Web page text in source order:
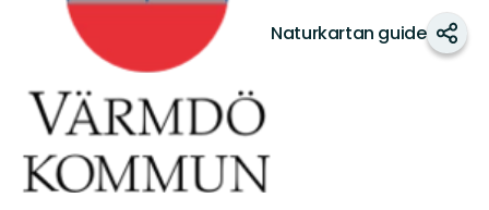
Naturkartan guide Dela